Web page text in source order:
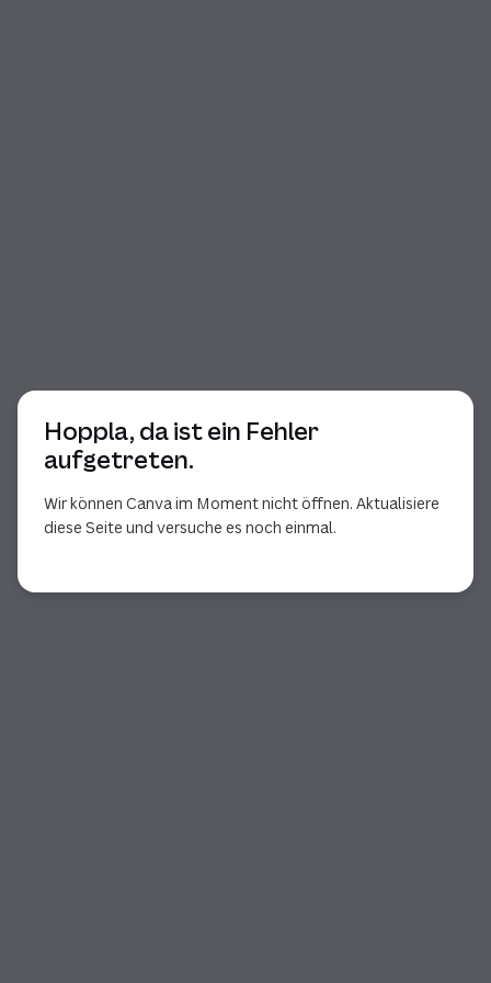
Hoppla, da ist ein Fehler
aufgetreten.
Wir können Canva im Moment nicht öffnen. Aktualisiere
diese Seite und versuche es noch einmal.